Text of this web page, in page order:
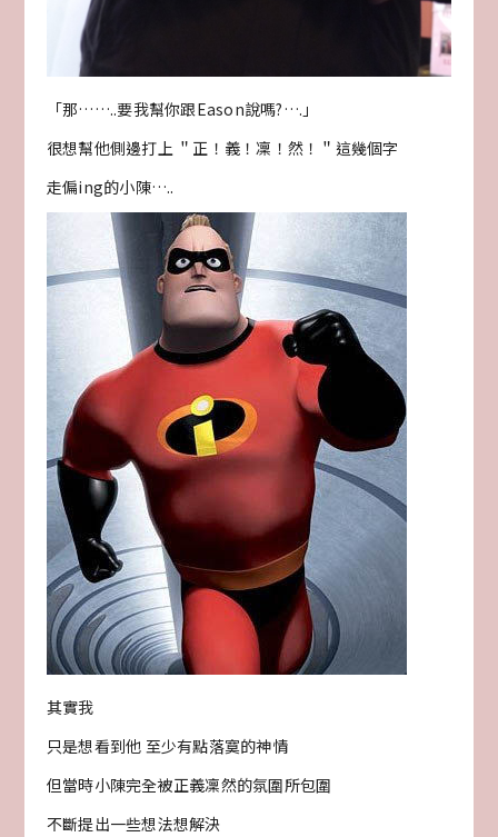
「那……..要我幫你跟Eason說嗎?….」
很想幫他側邊打上 ＂正！義！凜！然！＂這幾個字
走偏ing的小陳…..
其實我
只是想看到他 至少有點落寞的神情
但當時小陳完全被正義凜然的氛圍所包圍
不斷提出一些想法想解決